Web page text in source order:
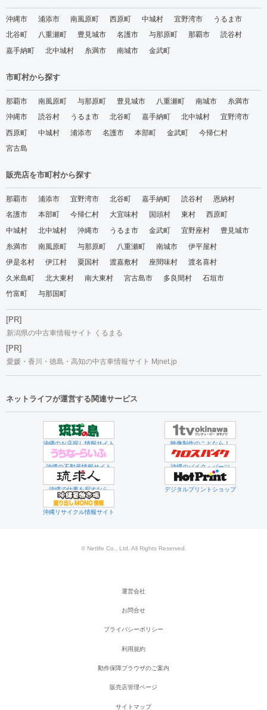
沖縄市 浦添市 南風原町 西原町 中城村 宜野湾市
うるま市
北谷町
八重瀬町 豊見城市 名護市 与那原町 那覇市
読谷村
嘉手納町
北中城村 糸満市 南城市 金武町
市町村から探す
那覇市 南風原町 与那原町 豊見城市 八重瀬町 南城市
糸満市
沖縄市
読谷村 うるま市 北谷町 嘉手納町 北中城村
宜野湾市
西原町
中城村 浦添市 名護市 本部町 金武町
今帰仁村
宮古島
販売店を市町村から探す
那覇市 浦添市 宜野湾市 北谷町 嘉手納町 読谷村
恩納村
名護市
本部町 今帰仁村 大宜味村 国頭村 東村
西原町
中城村
北中城村 沖縄市 うるま市 金武町 宜野座村
豊見城市
糸満市
南風原町 与那原町 八重瀬町 南城市
伊平屋村
伊是名村
伊江村 粟国村 渡嘉敷村 座間味村
渡名喜村
久米島町
北大東村 南大東村 宮古島市 多良間村
石垣市
竹富町
与那国町
[PR]
新潟県の中古車情報サイト くるまる
[PR]
愛媛・香川・徳島・高知の中古車情報サイト Mjnet.jp
ネットライフが運営する関連サービス
沖縄のお店探し情報サイト 映像制作のことなら！
沖縄の不動産情報サイト 沖縄のバイク・パーツ
沖縄で仕事を探すなら デジタルプリントショップ
沖縄リサイクル情報サイト
© Netlife Co., Ltd. All Rights Reserved.
運営会社
お問合せ
プライバシーポリシー
利用規約
動作保障ブラウザのご案内
販売店管理ページ
サイトマップ